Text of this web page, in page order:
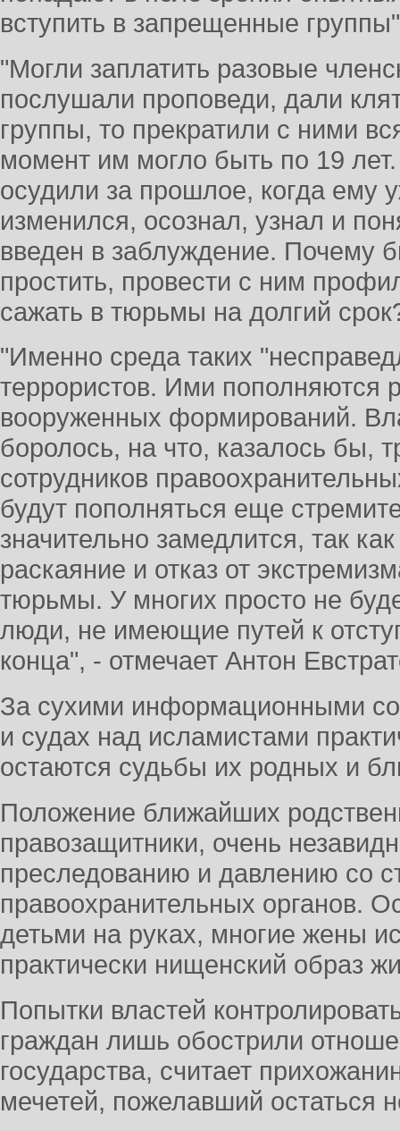
вступить в запрещенные
"Могли заплатить разовые
послушали проповеди, дали
группы, то прекратили с ними
момент им могло быть по 19
осудили за прошлое, когда ему
изменился, осознал, узнал и
введен в заблуждение. Почему
простить, провести с ним
сажать в тюрьмы на долгий
"Именно среда таких
террористов. Ими пополняются
вооруженных формирований.
боролось, на что, казалось бы,
сотрудников
будут пополняться еще
значительно замедлится, так
раскаяние и отказ от
тюрьмы. У многих просто не
люди, не имеющие путей к
конца", - отмечает Антон
За сухими информационными
и судах над исламистами
остаются судьбы их родных и
Положение ближайших
правозащитники, очень
преследованию и давлению со
правоохранительных органов.
детьми на руках, многие жены
практически нищенский образ
Попытки властей
граждан лишь обострили
государства, считает
мечетей, пожелавший остаться